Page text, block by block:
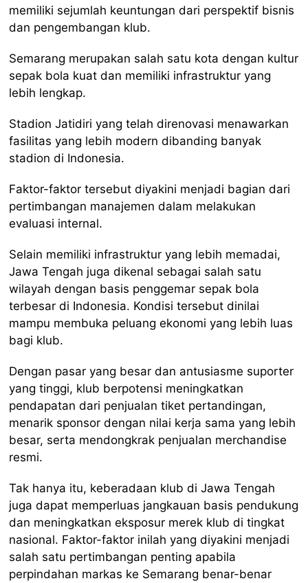
memiliki sejumlah keuntungan dari perspektif bisnis
dan pengembangan klub.
Semarang merupakan salah satu kota dengan kultur
sepak bola kuat dan memiliki infrastruktur yang
lebih lengkap.
Stadion Jatidiri yang telah direnovasi menawarkan
fasilitas yang lebih modern dibanding banyak
stadion di Indonesia.
Faktor-faktor tersebut diyakini menjadi bagian dari
pertimbangan manajemen dalam melakukan
evaluasi internal.
Selain memiliki infrastruktur yang lebih memadai,
Jawa Tengah juga dikenal sebagai salah satu
wilayah dengan basis penggemar sepak bola
terbesar di Indonesia. Kondisi tersebut dinilai
mampu membuka peluang ekonomi yang lebih luas
bagi klub.
Dengan pasar yang besar dan antusiasme suporter
yang tinggi, klub berpotensi meningkatkan
pendapatan dari penjualan tiket pertandingan,
menarik sponsor dengan nilai kerja sama yang lebih
besar, serta mendongkrak penjualan merchandise
resmi.
Tak hanya itu, keberadaan klub di Jawa Tengah
juga dapat memperluas jangkauan basis pendukung
dan meningkatkan eksposur merek klub di tingkat
nasional. Faktor-faktor inilah yang diyakini menjadi
salah satu pertimbangan penting apabila
perpindahan markas ke Semarang benar-benar